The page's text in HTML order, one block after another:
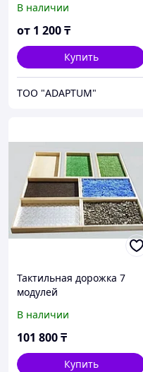
В наличии
от 1 200₸
Купить
ТОО "ADAPTUM"
Тактильная дорожка 7
модулей
В наличии
101 800₸
Купить